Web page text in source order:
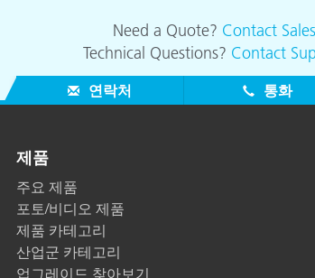
Need a Quote? Contact Sales
Technical Questions? Contact
연락처 통화
제품
주요 제품
포토/비디오 제품
제품 카테고리
산업군 카테고리
업그레이드 찾아보기